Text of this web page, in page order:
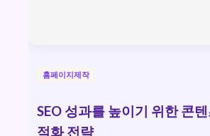
홈페이지제작
SEO 성과를 높이기 위한 콘
적화 전략